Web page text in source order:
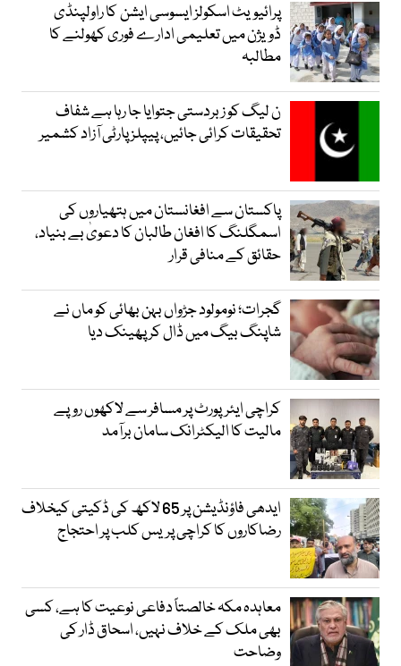
پرائیویٹ اسکولز ایسوسی ایشن کا راولپنڈی
ڈویژن میں تعلیمی ادارے فوری کھولنے کا
مطالبہ
ن لیگ کو زبردستی جتوایا جا رہا ہے شفاف
تحقیقات کرائی جائیں، پیپلز پارٹی آزاد کشمیر
پاکستان سے افغانستان میں ہتھیاروں کی
اسمگلنگ کا افغان طالبان کا دعویٰ بے بنیاد،
حقائق کے منافی قرار
گجرات؛ نومولود جڑواں بہن بھائی کو ماں نے
شاپنگ بیگ میں ڈال کر پھینک دیا
کراچی ایئرپورٹ پر مسافر سے لاکھوں روپے
مالیت کا الیکٹرانک سامان برآمد
ایدھی فاؤنڈیشن پر 65 لاکھ کی ڈکیتی کیخلاف
رضاکاروں کا کراچی پریس کلب پر احتجاج
معاہدہ مکہ خالصتاً دفاعی نوعیت کا ہے، کسی
بھی ملک کے خلاف نہیں، اسحاق ڈار کی
وضاحت